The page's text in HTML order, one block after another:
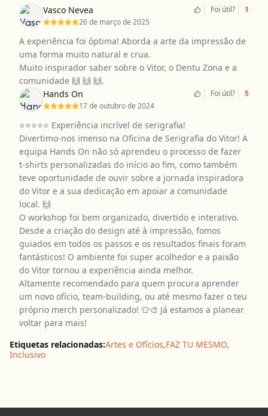
Vasco Nevea
26 de março de 2025
Foi útil? 1
A experiência foi óptima! Aborda a arte da impressão de
uma forma muito natural e crua.
Muito inspirador saber sobre o Vitor, o Dentu Zona e a
comunidade 🙌 🙌 🙌.
Hands On
17 de outubro de 2024
Foi útil? 5
⭐️⭐️⭐️⭐️⭐️ Experiência incrível de serigrafia!
Divertimo-nos imenso na Oficina de Serigrafia do Vitor! A
equipa Hands On não só aprendeu o processo de fazer
t-shirts personalizadas do início ao fim, como também
teve oportunidade de ouvir sobre a jornada inspiradora
do Vitor e a sua dedicação em apoiar a comunidade
local. 🙌
O workshop foi bem organizado, divertido e interativo.
Desde a criação do design até à impressão, fomos
guiados em todos os passos e os resultados finais foram
fantásticos! O ambiente foi super acolhedor e a paixão
do Vitor tornou a experiência ainda melhor.
Altamente recomendado para quem procura aprender
um novo ofício, team-building, ou até mesmo fazer o teu
próprio merch personalizado! 👕🎨 Já estamos a planear
voltar para mais!
Etiquetas relacionadas:Artes e Ofícios,FAZ TU MESMO,
Inclusivo